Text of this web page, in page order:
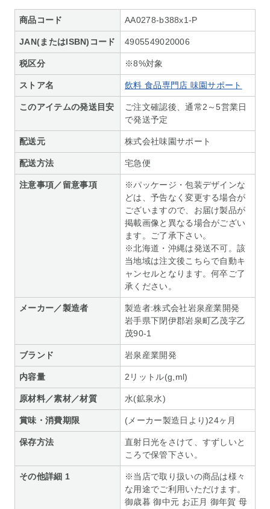
商品コード AA0278-b388x1-P
JAN(またはISBN)コード 4905549020006
税区分 ※8%対象
ストア名 飲料 食品専門店 味園サポート
このアイテムの発送目安
ご注文確認後、通常2～5営業日
で発送予定
配送元 株式会社味園サポート
配送方法 宅急便
注意事項／留意事項
※パッケージ・包装デザインな
どは、予告なく変更する場合が
ございますので、お届け製品が
掲載画像と異なる場合がござい
ます。ご了承下さい。
※北海道・沖縄は発送不可。該
当地域は注文後こちらで自動キ
ャンセルとなります。何卒ご了
承ください。
メーカー／製造者
製造者:株式会社岩泉産業開発
岩手県下閉伊郡岩泉町乙茂字乙
茂90-1
ブランド 岩泉産業開発
内容量 2リットル(g,ml)
原材料／素材／材質 水(鉱泉水)
賞味・消費期限 (メーカー製造日より)24ヶ月
保存方法
直射日光をさけて、すずしいと
ころで保管下さい。
その他詳細 1
※当店で取り扱いの商品は様々
な用途でご利用いただけます。
御歳暮 御中元 お正月 御年賀 母